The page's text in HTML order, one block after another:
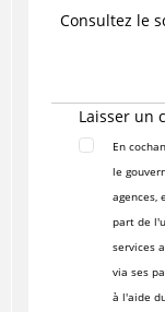
Consultez le
Laisser un
En
le
agences,
part de
services
via ses
à l'aide